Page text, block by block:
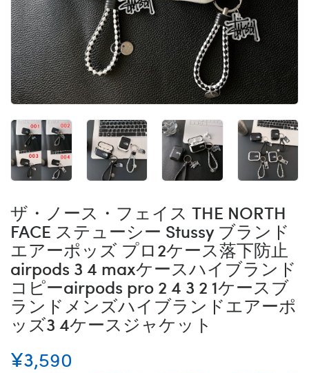
ザ・ノース・フェイス THE NORTH
FACE ステューシー Stussy ブランド
エアーポッズ プロ2ケース落下防止
airpods 3 4 maxケースハイブランド
コピーairpods pro 2 4 3 2 1ケースブ
ランドメンズハイブランドエアーポ
ッズ3 4ケースジャケット
¥3,590